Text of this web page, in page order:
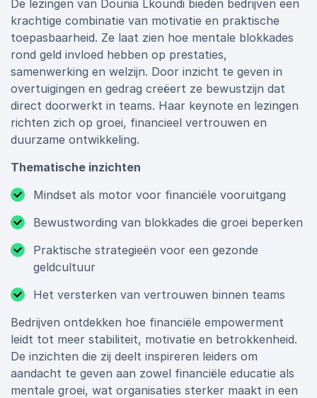
De lezingen van Dounia Lkoundi bieden bedrijven een
krachtige combinatie van motivatie en praktische
toepasbaarheid. Ze laat zien hoe mentale blokkades
rond geld invloed hebben op prestaties,
samenwerking en welzijn. Door inzicht te geven in
overtuigingen en gedrag creëert ze bewustzijn dat
direct doorwerkt in teams. Haar keynote en lezingen
richten zich op groei, financieel vertrouwen en
duurzame ontwikkeling.
Thematische inzichten
Mindset als motor voor financiële vooruitgang
Bewustwording van blokkades die groei beperken
Praktische strategieën voor een gezonde
geldcultuur
Het versterken van vertrouwen binnen teams
Bedrijven ontdekken hoe financiële empowerment
leidt tot meer stabiliteit, motivatie en betrokkenheid.
De inzichten die zij deelt inspireren leiders om
aandacht te geven aan zowel financiële educatie als
mentale groei, wat organisaties sterker maakt in een